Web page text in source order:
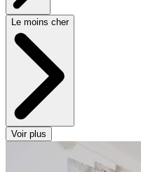
Le moins cher
Voir plus